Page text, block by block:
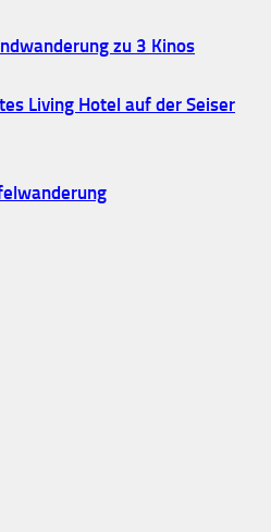
zu 3 Kinos
Living Hotel auf der Seiser